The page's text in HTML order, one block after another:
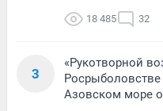
18 485 32
3
«Рукотворной
Азовском море